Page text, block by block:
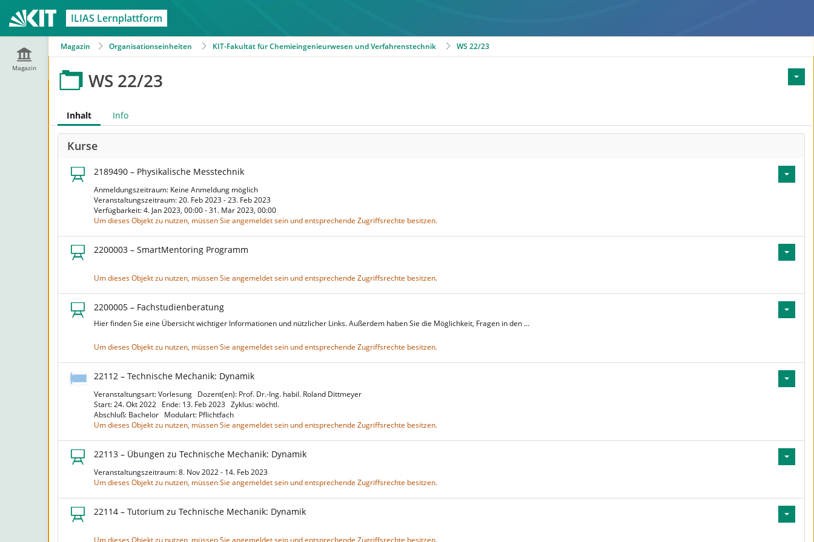
ILIAS Lernplattform
Magazin
WS 22/23
KIT-Fakultät für Chemieingenieurwesen und Verfahrenstechnik
Organisationseinheiten
Magazin
WS 22/23
Inhalt Info
Kurse
2189490 – Physikalische Messtechnik
Anmeldungszeitraum: Keine Anmeldung möglich
Veranstaltungszeitraum: 20. Feb 2023 - 23. Feb 2023
Verfügbarkeit: 4. Jan 2023, 00:00 - 31. Mär 2023, 00:00
Um dieses Objekt zu nutzen, müssen Sie angemeldet sein und entsprechende Zugriffsrechte besitzen.
2200003 – SmartMentoring Programm
Um dieses Objekt zu nutzen, müssen Sie angemeldet sein und entsprechende Zugriffsrechte besitzen.
2200005 – Fachstudienberatung
Hier finden Sie eine Übersicht wichtiger Informationen und nützlicher Links. Außerdem haben Sie die Möglichkeit, Fragen in den …
Um dieses Objekt zu nutzen, müssen Sie angemeldet sein und entsprechende Zugriffsrechte besitzen.
22112 – Technische Mechanik: Dynamik
Veranstaltungsart: Vorlesung Dozent(en): Prof. Dr.-Ing. habil. Roland Dittmeyer
Start: 24. Okt 2022 Ende: 13. Feb 2023 Zyklus: wöchtl.
Abschluß: Bachelor Modulart: Pflichtfach
Um dieses Objekt zu nutzen, müssen Sie angemeldet sein und entsprechende Zugriffsrechte besitzen.
22113 – Übungen zu Technische Mechanik: Dynamik
Veranstaltungszeitraum: 8. Nov 2022 - 14. Feb 2023
Um dieses Objekt zu nutzen, müssen Sie angemeldet sein und entsprechende Zugriffsrechte besitzen.
22114 – Tutorium zu Technische Mechanik: Dynamik
Um dieses Objekt zu nutzen, müssen Sie angemeldet sein und entsprechende Zugriffsrechte besitzen.